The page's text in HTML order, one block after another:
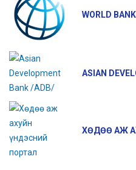
WORLD BANK
ASIAN
ХӨДӨӨ АЖ